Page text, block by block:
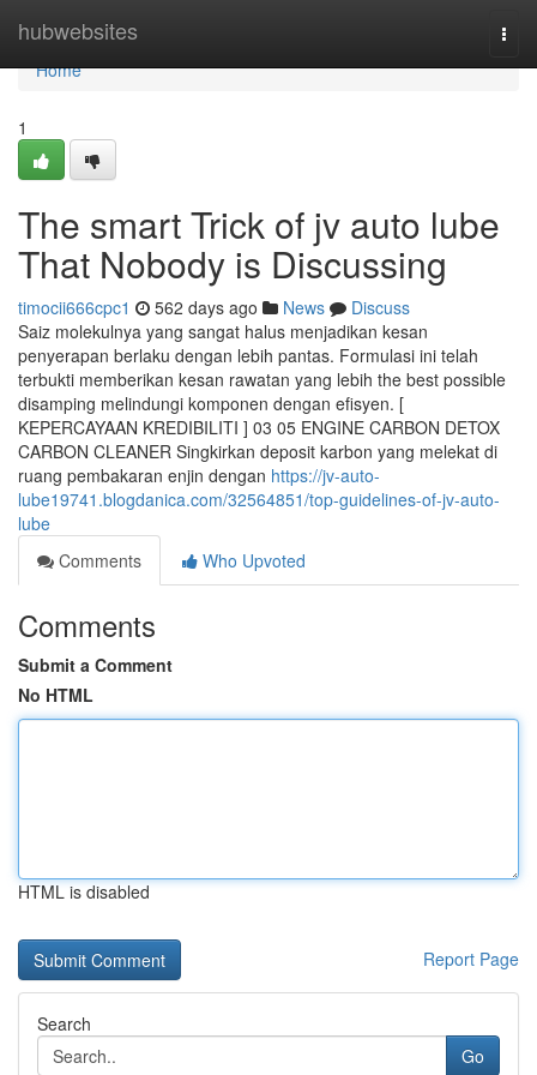
hubwebsites
Home
Home
1
The smart Trick of jv auto lube
That Nobody is Discussing
timocii666cpc1 562 days ago News
Discuss
Saiz molekulnya yang sangat halus menjadikan kesan
penyerapan berlaku dengan lebih pantas. Formulasi ini telah
terbukti memberikan kesan rawatan yang lebih the best possible
disamping melindungi komponen dengan efisyen. [
KEPERCAYAAN KREDIBILITI ] 03 05 ENGINE CARBON DETOX
CARBON CLEANER Singkirkan deposit karbon yang melekat di
ruang pembakaran enjin dengan https://jv-auto-
lube19741.blogdanica.com/32564851/top-guidelines-of-jv-auto-
lube
Comments
Who Upvoted
Comments
Submit a Comment
No HTML
HTML is disabled
Report Page
Search
Go